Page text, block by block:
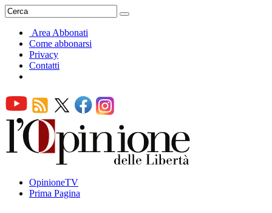
Area Abbonati
Come abbonarsi
Privacy
Contatti
OpinioneTV
Prima Pagina